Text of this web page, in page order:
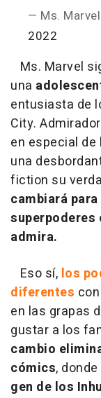
— Ms. Marvel
2022
Ms. Marvel
una
entusiasta de
City.
en especial de
una
fiction su
cambiará
superpoderes
admira.
Eso sí, los
diferentes
en las grapas
gustar a los
cambio
cómics,
gen de los